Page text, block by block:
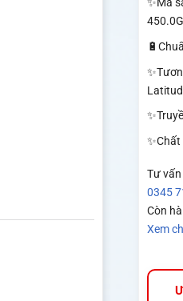
✨Mã
Tư
0345
Còn
Xem